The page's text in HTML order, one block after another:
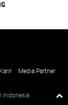
Karir
Media Partner
Indonesia